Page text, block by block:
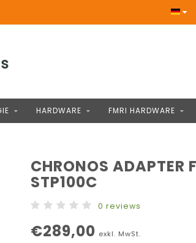
HARDWARE FMRI HARDWARE
CHRONOS ADAPTER
STP100C
0 reviews
€289,00 exkl. MwSt.